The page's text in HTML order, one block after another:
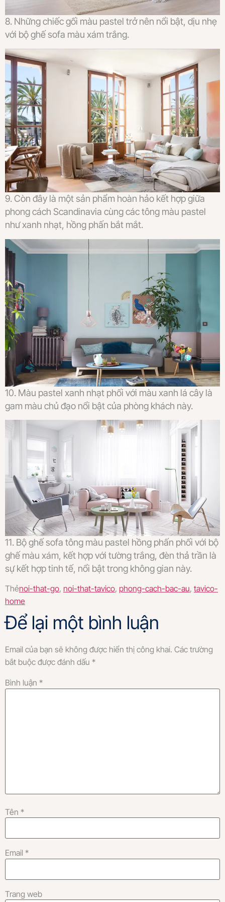
8. Những chiếc gối màu pastel trở nên nổi bật, dịu nhẹ
với bộ ghế sofa màu xám trắng.
9. Còn đây là một sản phẩm hoàn hảo kết hợp giữa
phong cách Scandinavia cùng các tông màu pastel
như xanh nhạt, hồng phấn bắt mắt.
10. Màu pastel xanh nhạt phối với màu xanh lá cây là
gam màu chủ đạo nổi bật của phòng khách này.
11. Bộ ghế sofa tông màu pastel hồng phấn phối với bộ
ghế màu xám, kết hợp với tường trắng, đèn thả trần là
sự kết hợp tinh tế, nổi bật trong không gian này.
Thẻnoi-that-go, noi-that-tavico, phong-cach-bac-au, tavico-
home
Để lại một bình luận
Email của bạn sẽ không được hiển thị công khai. Các trường
bắt buộc được đánh dấu *
Bình luận *
Tên *
Email *
Trang web